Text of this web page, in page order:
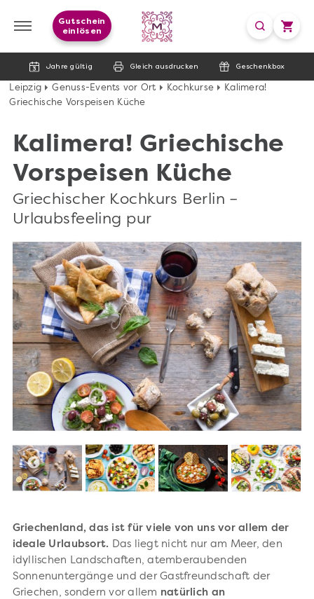
Jahre gültig Gleich ausdrucken Geschenkbox
Gutschein
einlösen
Leipzig Genuss-Events vor Ort Kochkurse
Kalimera!
Griechische Vorspeisen Küche
Kalimera! Griechische
Vorspeisen Küche
Griechischer Kochkurs Berlin –
Urlaubsfeeling pur
Griechenland, das ist für viele von uns vor allem der
ideale Urlaubsort. Das liegt nicht nur am Meer, den
idyllischen Landschaften, atemberaubenden
Sonnenuntergänge und der Gastfreundschaft der
Griechen, sondern vor allem natürlich an